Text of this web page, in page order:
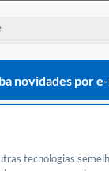
novidades por
tecnologias